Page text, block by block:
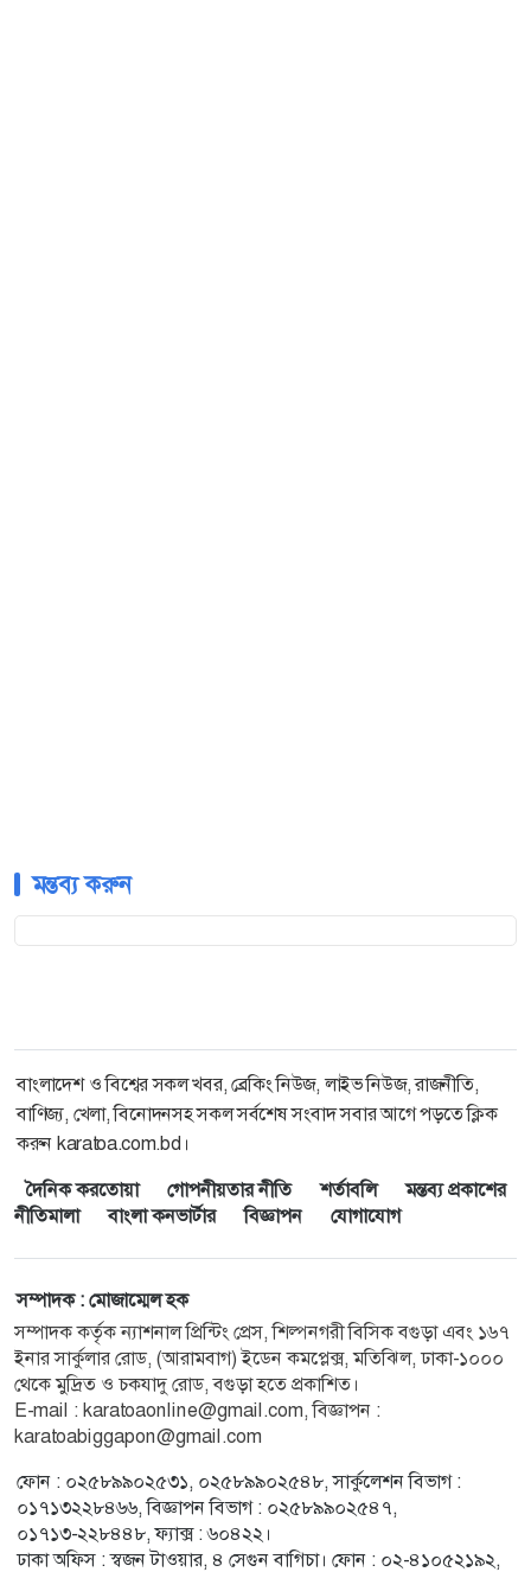
মন্তব্য করুন
বাংলাদেশ ও বিশ্বের সকল খবর, ব্রেকিং নিউজ, লাইভ নিউজ, রাজনীতি,
বাণিজ্য, খেলা, বিনোদনসহ সকল সর্বশেষ সংবাদ সবার আগে পড়তে ক্লিক
করুন karatoa.com.bd।
দৈনিক করতোয়া
গোপনীয়তার নীতি শর্তাবলি
মন্তব্য প্রকাশের
নীতিমালা
বাংলা কনভার্টার বিজ্ঞাপন যোগাযোগ
সম্পাদক : মোজাম্মেল হক
সম্পাদক কর্তৃক ন্যাশনাল প্রিন্টিং প্রেস, শিল্পনগরী বিসিক বগুড়া এবং ১৬৭
ইনার সার্কুলার রোড, (আরামবাগ) ইডেন কমপ্লেক্স, মতিঝিল, ঢাকা-১০০০
থেকে মুদ্রিত ও চকযাদু রোড, বগুড়া হতে প্রকাশিত।
E-mail : karatoaonline@gmail.com, বিজ্ঞাপন :
karatoabiggapon@gmail.com
ফোন : ০২৫৮৯৯০২৫৩১, ০২৫৮৯৯০২৫৪৮, সার্কুলেশন বিভাগ :
০১৭১৩২২৮৪৬৬, বিজ্ঞাপন বিভাগ : ০২৫৮৯৯০২৫৪৭,
০১৭১৩-২২৮৪৪৮, ফ্যাক্স : ৬০৪২২।
ঢাকা অফিস : স্বজন টাওয়ার, ৪ সেগুন বাগিচা। ফোন : ০২-৪১০৫২১৯২,